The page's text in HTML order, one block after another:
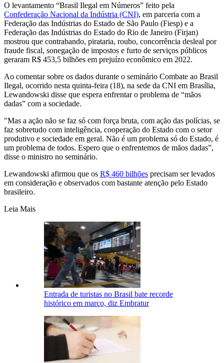
O levantamento “Brasil Ilegal em Números” feito pela
Confederação Nacional da Indústria (CNI), em parceria com a
Federação das Indústrias do Estado de São Paulo (Fiesp) e a
Federação das Indústrias do Estado do Rio de Janeiro (Firjan)
mostrou que contrabando, pirataria, roubo, concorrência desleal por
fraude fiscal, sonegação de impostos e furto de serviços públicos
geraram R$ 453,5 bilhões em prejuízo econômico em 2022.
Ao comentar sobre os dados durante o seminário Combate ao Brasil
Ilegal, ocorrido nesta quinta-feira (18), na sede da CNI em Brasília,
Lewandowski disse que espera enfrentar o problema de “mãos
dadas” com a sociedade.
"Mas a ação não se faz só com força bruta, com ação das polícias, se
faz sobretudo com inteligência, cooperação do Estado com o setor
produtivo e sociedade em geral. Não é um problema só do Estado, é
um problema de todos. Espero que o enfrentemos de mãos dadas”,
disse o ministro no seminário.
Lewandowski afirmou que os R$ 460 bilhões precisam ser levados
em consideração e observados com bastante atenção pelo Estado
brasileiro.
Leia Mais
Entrada de turistas no Brasil bate recorde
histórico em março, diz Embratur